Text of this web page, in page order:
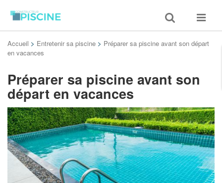
Toggle
search
Toggle
Accueil > Entretenir sa piscine > Préparer sa piscine avant son départ
en vacances
Préparer sa piscine avant son
départ en vacances